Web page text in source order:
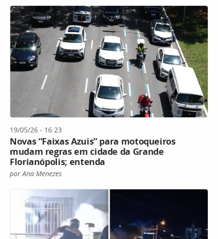
19/05/26 - 16:23
Novas “Faixas Azuis” para motoqueiros
mudam regras em cidade da Grande
Florianópolis; entenda
por Ana Menezes